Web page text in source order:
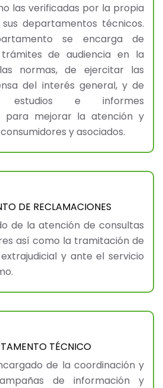
las verificadas por la propia
departamentos técnicos.
se encarga de
de audiencia en la
normas, de ejercitar las
del interés general, y de
estudios e informes
para mejorar la atención y
y asociados.
DE RECLAMACIONES
de la atención de consultas
así como la tramitación de
y ante el servicio
TÉCNICO
de la coordinación y
de información y